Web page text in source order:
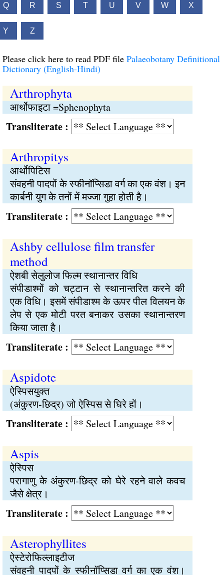
Q R S T U V W X
Y Z
Please click here to read PDF file Palaeobotany Definitional
Dictionary (English-Hindi)
Arthrophyta
आर्थोफाइटा =Sphenophyta
:
Arthropitys
आर्थोपिटिस
संवहनी पादपों के स्फीनॉप्सिडा वर्ग का एक वंश। इन
कार्बनी युग के तनों में मज्जा गुहा होती है।
:
Ashby cellulose film transfer
method
ऐशबी सेलुलोज फिल्म स्थानान्तर विधि
संपीडाश्मों को चट्टान से स्थानान्तरित करने की
एक विधि। इसमें संपीडाश्म के ऊपर पील विलयन के
लेप से एक मोटी परत बनाकर उसका स्थानान्तरण
किया जाता है।
:
Aspidote
ऐस्पिसयुक्त
(अंकुरण-छिद्र) जो ऐस्पिस से घिरे हों।
:
Aspis
ऐस्पिस
परागाणु के अंकुरण-छिद्र को घेरे रहने वाले कवच
जैसे क्षेत्र।
:
Asterophyllites
ऐस्टेरोफिल्लाइटीज
संवहनी पादपों के स्फीनॉप्सिडा वर्ग का एक वंश।